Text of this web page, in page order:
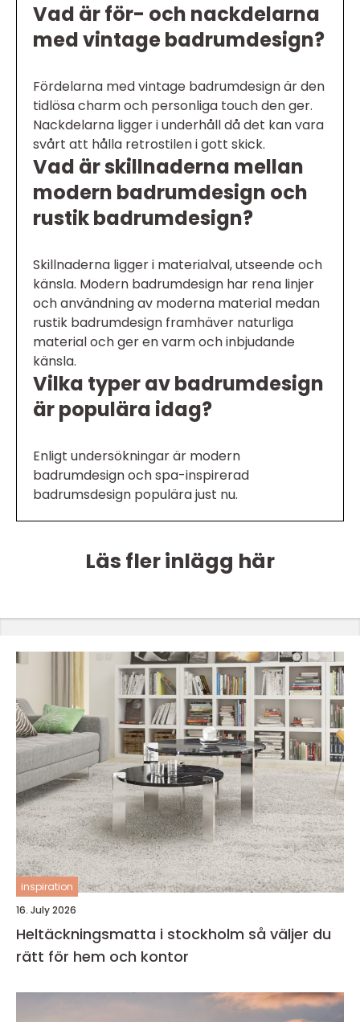
Vad är för- och nackdelarna
med vintage badrumdesign?
Fördelarna med vintage badrumdesign är den
tidlösa charm och personliga touch den ger.
Nackdelarna ligger i underhåll då det kan vara
svårt att hålla retrostilen i gott skick.
Vad är skillnaderna mellan
modern badrumdesign och
rustik badrumdesign?
Skillnaderna ligger i materialval, utseende och
känsla. Modern badrumdesign har rena linjer
och användning av moderna material medan
rustik badrumdesign framhäver naturliga
material och ger en varm och inbjudande
känsla.
Vilka typer av badrumdesign
är populära idag?
Enligt undersökningar är modern
badrumdesign och spa-inspirerad
badrumsdesign populära just nu.
Läs fler inlägg här
inspiration
16. July 2026
Heltäckningsmatta i stockholm så väljer du
rätt för hem och kontor